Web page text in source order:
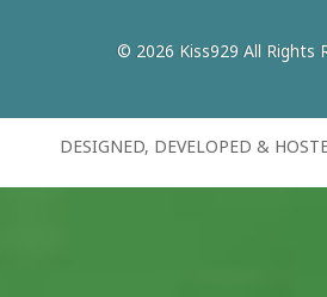
© 2026 Kiss929 All Rights
DESIGNED, DEVELOPED &